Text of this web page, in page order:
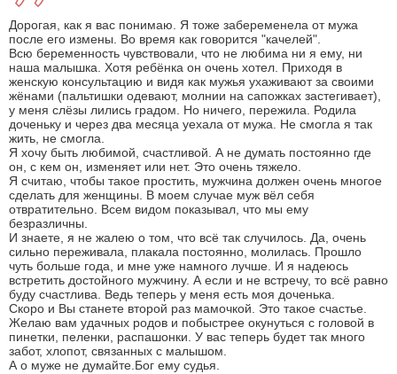
Дорогая, как я вас понимаю. Я тоже забеременела от мужа
после его измены. Во время как говорится "качелей".
Всю беременность чувствовали, что не любима ни я ему, ни
наша малышка. Хотя ребёнка он очень хотел. Приходя в
женскую консультацию и видя как мужья ухаживают за своими
жёнами (пальтишки одевают, молнии на сапожках застегивает),
у меня слёзы лились градом. Но ничего, пережила. Родила
доченьку и через два месяца уехала от мужа. Не смогла я так
жить, не смогла.
Я хочу быть любимой, счастливой. А не думать постоянно где
он, с кем он, изменяет или нет. Это очень тяжело.
Я считаю, чтобы такое простить, мужчина должен очень многое
сделать для женщины. В моем случае муж вёл себя
отвратительно. Всем видом показывал, что мы ему
безразличны.
И знаете, я не жалею о том, что всё так случилось. Да, очень
сильно переживала, плакала постоянно, молилась. Прошло
чуть больше года, и мне уже намного лучше. И я надеюсь
встретить достойного мужчину. А если и не встречу, то всё равно
буду счастлива. Ведь теперь у меня есть моя доченька.
Скоро и Вы станете второй раз мамочкой. Это такое счастье.
Желаю вам удачных родов и побыстрее окунуться с головой в
пинетки, пеленки, распашонки. У вас теперь будет так много
забот, хлопот, связанных с малышом.
А о муже не думайте.Бог ему судья.